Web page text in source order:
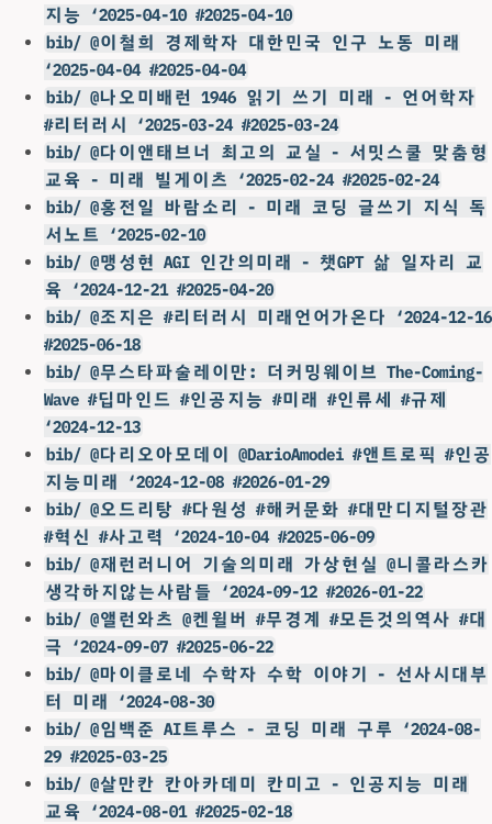
지능 ‘2025-04-10 #2025-04-10
bib/ @이철희 경제학자 대한민국 인구 노동 미래
‘2025-04-04 #2025-04-04
bib/ @나오미배런 1946 읽기 쓰기 미래 - 언어학자
#리터러시 ‘2025-03-24 #2025-03-24
bib/ @다이앤태브너 최고의 교실 - 서밋스쿨 맞춤형
교육 - 미래 빌게이츠 ‘2025-02-24 #2025-02-24
bib/ @홍전일 바람소리 - 미래 코딩 글쓰기 지식 독
서노트 ‘2025-02-10
bib/ @맹성현 AGI 인간의미래 - 챗GPT 삶 일자리 교
육 ‘2024-12-21 #2025-04-20
bib/ @조지은 #리터러시 미래언어가온다 ‘2024-12-16
#2025-06-18
bib/ @무스타파술레이만: 더커밍웨이브 The-Coming-
Wave #딥마인드 #인공지능 #미래 #인류세 #규제
‘2024-12-13
bib/ @다리오아모데이 @DarioAmodei #앤트로픽 #인공
지능미래 ‘2024-12-08 #2026-01-29
bib/ @오드리탕 #다원성 #해커문화 #대만디지털장관
#혁신 #사고력 ‘2024-10-04 #2025-06-09
bib/ @재런러니어 기술의미래 가상현실 @니콜라스카
생각하지않는사람들 ‘2024-09-12 #2026-01-22
bib/ @앨런와츠 @켄윌버 #무경계 #모든것의역사 #대
극 ‘2024-09-07 #2025-06-22
bib/ @마이클로네 수학자 수학 이야기 - 선사시대부
터 미래 ‘2024-08-30
bib/ @임백준 AI트루스 - 코딩 미래 구루 ‘2024-08-
29 #2025-03-25
bib/ @살만칸 칸아카데미 칸미고 - 인공지능 미래
교육 ‘2024-08-01 #2025-02-18